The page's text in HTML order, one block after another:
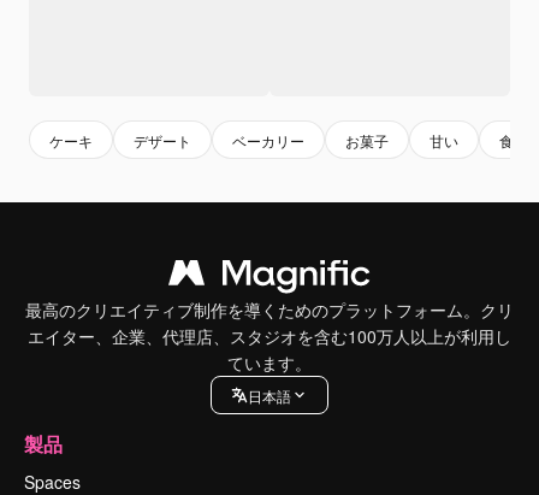
ケーキ デザート ベーカリー お菓子 甘い 食品
最高のクリエイティブ制作を導くためのプラットフォーム。クリ
エイター、企業、代理店、スタジオを含む100万人以上が利用し
ています。
日本語
製品
Spaces